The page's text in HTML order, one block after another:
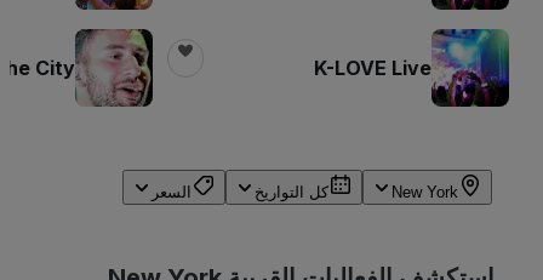
K-LOVE Live
the City
New York كل التواريخ السعر